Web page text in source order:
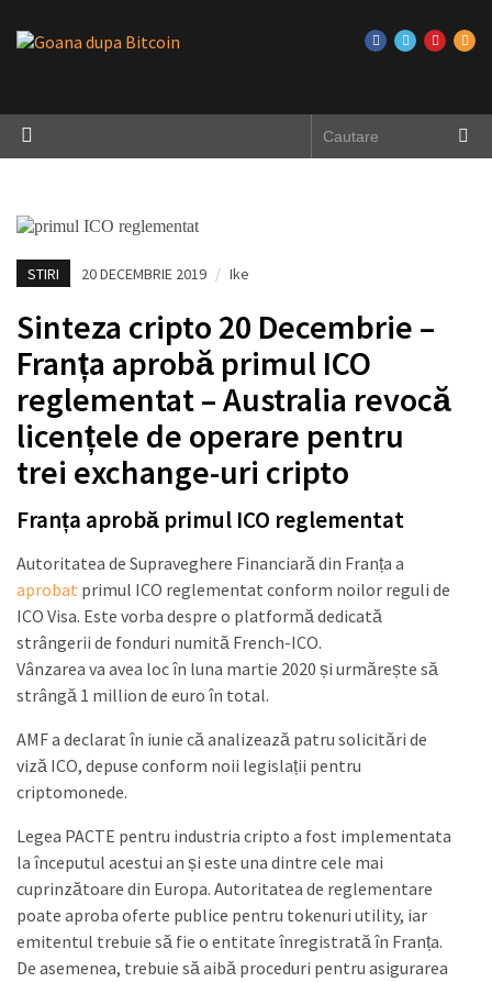
STIRI 20 DECEMBRIE 2019 / Ike
Sinteza cripto 20 Decembrie –
Franța aprobă primul ICO
reglementat – Australia revocă
licențele de operare pentru
trei exchange-uri cripto
Franța aprobă primul ICO reglementat
Autoritatea de Supraveghere Financiară din Franța a
aprobat primul ICO reglementat conform noilor reguli de
ICO Visa. Este vorba despre o platformă dedicată
strângerii de fonduri numită French-ICO.
Vânzarea va avea loc în luna martie 2020 și urmărește să
strângă 1 million de euro în total.
AMF a declarat în iunie că analizează patru solicitări de
viză ICO, depuse conform noii legislații pentru
criptomonede.
Legea PACTE pentru industria cripto a fost implementata
la începutul acestui an și este una dintre cele mai
cuprinzătoare din Europa. Autoritatea de reglementare
poate aproba oferte publice pentru tokenuri utility, iar
emitentul trebuie să fie o entitate înregistrată în Franța.
De asemenea, trebuie să aibă proceduri pentru asigurarea